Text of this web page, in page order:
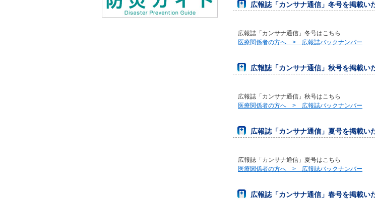
広報誌「カンサナ通信」冬号を掲載い
広報誌「カンサナ通信」冬号はこちら
医療関係者の方へ > 広報誌バックナンバー
広報誌「カンサナ通信」秋号を掲載い
広報誌「カンサナ通信」秋号はこちら
医療関係者の方へ > 広報誌バックナンバー
広報誌「カンサナ通信」夏号を掲載い
広報誌「カンサナ通信」夏号はこちら
医療関係者の方へ > 広報誌バックナンバー
広報誌「カンサナ通信」春号を掲載い